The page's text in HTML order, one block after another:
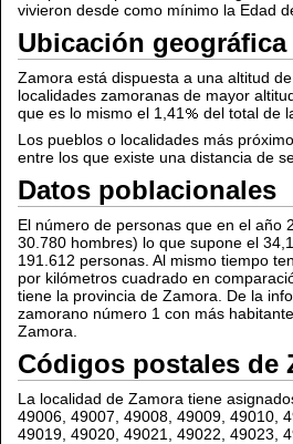
vivieron desde como mínimo la Edad
Ubicación geográfica
Zamora está dispuesta a una altitud
localidades zamoranas de mayor
que es lo mismo el 1,41
del total de
Los pueblos o localidades más
entre los que existe una distancia de
Datos poblacionales
El número de personas que en el año
30.780 hombres) lo que supone el
191.612 personas. Al mismo tiempo
por kilómetros cuadrado en
tiene la provincia de Zamora. De la
zamorano número 1 con más
Zamora.
Códigos postales de
La localidad de Zamora tiene
49006, 49007, 49008, 49009, 49010,
49019, 49020, 49021, 49022, 49023,